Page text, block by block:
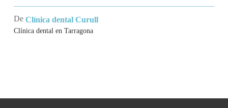
De Clínica dental Curull
Clínica dental en Tarragona